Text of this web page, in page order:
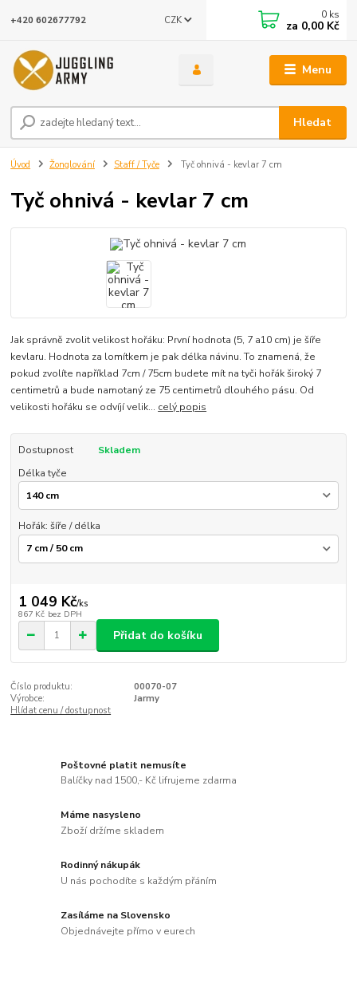
Menu
CZK
Hledat
+420 602677792 0 ks
za 0,00 Kč
Úvod Žonglování Staff / Tyče Tyč ohnivá - kevlar 7 cm
Tyč ohnivá - kevlar 7 cm
Jak správně zvolit velikost hořáku: První hodnota (5, 7 a10 cm) je šíře
kevlaru. Hodnota za lomítkem je pak délka návinu. To znamená, že
pokud zvolíte například 7cm / 75cm budete mít na tyči hořák široký 7
centimetrů a bude namotaný ze 75 centimetrů dlouhého pásu. Od
velikosti hořáku se odvíjí velik... celý popis
Dostupnost
Skladem
Délka tyče
Hořák: šíře / délka
1 049 Kč/ks
867 Kč bez DPH
Přidat do košíku
Číslo produktu:
00070-07
Výrobce:
Jarmy
Hlídat cenu / dostupnost
Poštovné platit nemusíte
Balíčky nad 1500,- Kč lifrujeme zdarma
Máme nasysleno
Zboží držíme skladem
Rodinný nákupák
U nás pochodíte s každým přáním
Zasíláme na Slovensko
Objednávejte přímo v eurech